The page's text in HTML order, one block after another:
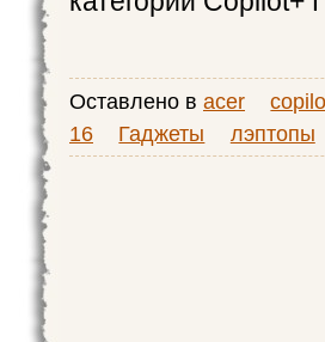
Оставлено в acer
16
Гаджеты лэптопы